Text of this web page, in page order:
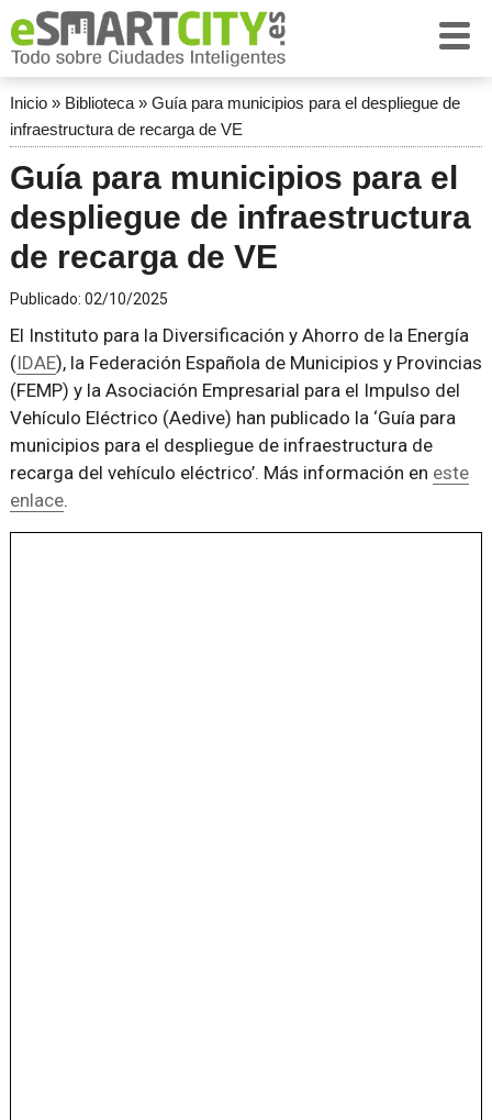
Inicio» Biblioteca» Guía para municipios para el despliegue de
infraestructura de recarga de VE
Guía para municipios para el
despliegue de infraestructura
de recarga de VE
Publicado: 02/10/2025
El Instituto para la Diversificación y Ahorro de la Energía
(IDAE), la Federación Española de Municipios y Provincias
(FEMP) y la Asociación Empresarial para el Impulso del
Vehículo Eléctrico (Aedive) han publicado la ‘Guía para
municipios para el despliegue de infraestructura de
recarga del vehículo eléctrico’. Más información en este
enlace.